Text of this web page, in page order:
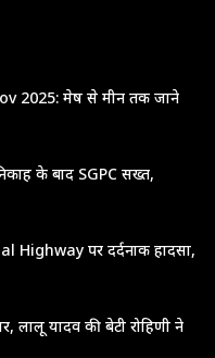
2025: मेष से मीन तक जाने
के बाद SGPC सख्त,
पर दर्दनाक हादसा,
लालू यादव की बेटी रोहिणी ने